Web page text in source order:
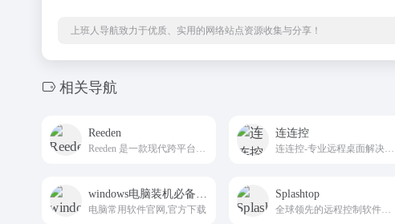
上班人导航致力于优质、实用的网络站点资源收集与分享！
相关导航
Reeden 连连控
连连控-专业远程桌面解决方案。低延迟\高画质-适合远程游戏娱乐；
电脑常用软件官网,官方下载
Splashtop
全球领先的远程控制软件，为您提供高性能的远程桌面访问体验